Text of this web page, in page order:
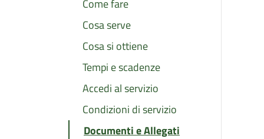
Come fare
Cosa serve
Cosa si ottiene
Tempi e scadenze
Accedi al servizio
Condizioni di servizio
Documenti e Allegati